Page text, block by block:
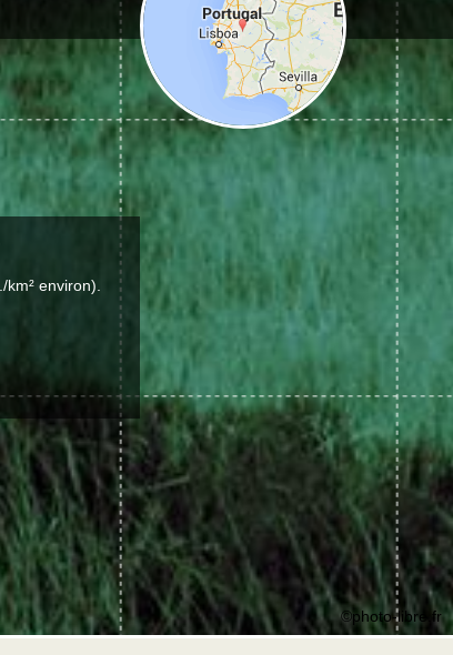
environ).
©photo-libre.fr